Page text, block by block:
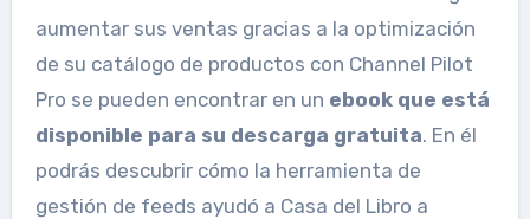
aumentar sus ventas gracias a la optimización
de su catálogo de productos con Channel Pilot
Pro se pueden encontrar en un ebook que está
disponible para su descarga gratuita. En él
podrás descubrir cómo la herramienta de
gestión de feeds ayudó a Casa del Libro a